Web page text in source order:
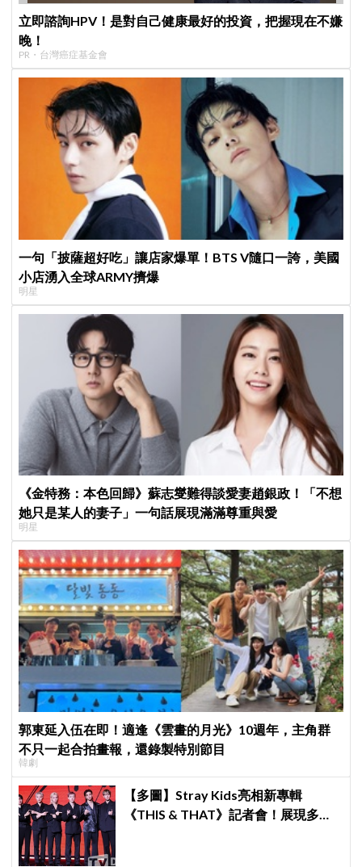
立即諮詢HPV！是對自己健康最好的投資，把握現在不嫌
晚！
PR・台灣癌症基金會
一句「披薩超好吃」讓店家爆單！BTS V隨口一誇，美國
小店湧入全球ARMY擠爆
明星
《金特務：本色回歸》蘇志燮難得談愛妻趙銀政！「不想
她只是某人的妻子」一句話展現滿滿尊重與愛
明星
郭東延入伍在即！適逢《雲畫的月光》10週年，主角群
不只一起合拍畫報，還錄製特別節目
韓劇
【多圖】Stray Kids亮相新專輯
《THIS & THAT》記者會！展現多才